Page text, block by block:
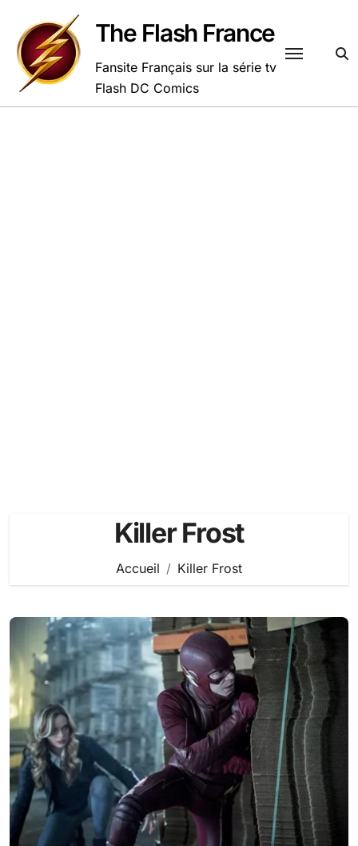
contenu
The Flash France
Fansite Français sur la série tv
Flash DC Comics
Killer Frost
Accueil Killer Frost